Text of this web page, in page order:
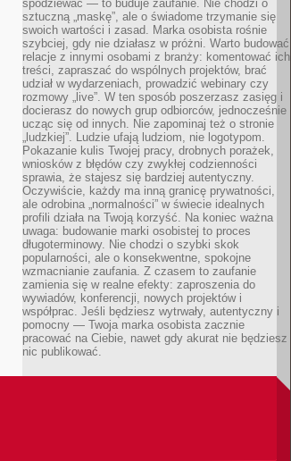
spodziewać — to buduje zaufanie. Nie chodzi o
sztuczną „maskę”, ale o świadome trzymanie się
swoich wartości i zasad. Marka osobista rośnie
szybciej, gdy nie działasz w próżni. Warto budować
relacje z innymi osobami z branży: komentować ich
treści, zapraszać do wspólnych projektów, brać
udział w wydarzeniach, prowadzić webinary czy
rozmowy „live”. W ten sposób poszerzasz zasięg i
docierasz do nowych grup odbiorców, jednocześnie
ucząc się od innych. Nie zapominaj też o stronie
„ludzkiej”. Ludzie ufają ludziom, nie logotypom.
Pokazanie kulis Twojej pracy, drobnych porażek,
wniosków z błędów czy zwykłej codzienności
sprawia, że stajesz się bardziej autentyczny.
Oczywiście, każdy ma inną granicę prywatności,
ale odrobina „normalności” w świecie idealnych
profili działa na Twoją korzyść. Na koniec ważna
uwaga: budowanie marki osobistej to proces
długoterminowy. Nie chodzi o szybki skok
popularności, ale o konsekwentne, spokojne
wzmacnianie zaufania. Z czasem to zaufanie
zamienia się w realne efekty: zaproszenia do
wywiadów, konferencji, nowych projektów i
współprac. Jeśli będziesz wytrwały, autentyczny i
pomocny — Twoja marka osobista zacznie
pracować na Ciebie, nawet gdy akurat nie będziesz
nic publikować.